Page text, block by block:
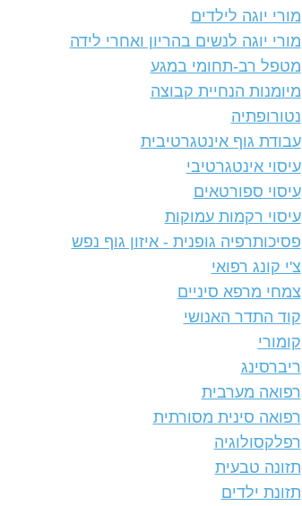
מורי יוגה לילדים
מורי יוגה לנשים בהריון ואחרי לידה
מטפל רב-תחומי במגע
מיומנות הנחיית קבוצה
נטורופתיה
עבודת גוף אינטגרטיבית
עיסוי אינטגרטיבי
עיסוי ספורטאים
עיסוי רקמות עמוקות
פסיכותרפיה גופנית - איזון גוף נפש
צ'י קונג רפואי
צמחי מרפא סיניים
קוד התדר האנושי
קומורי
ריברסינג
רפואה מערבית
רפואה סינית מסורתית
רפלקסולוגיה
תזונה טבעית
תזונת ילדים